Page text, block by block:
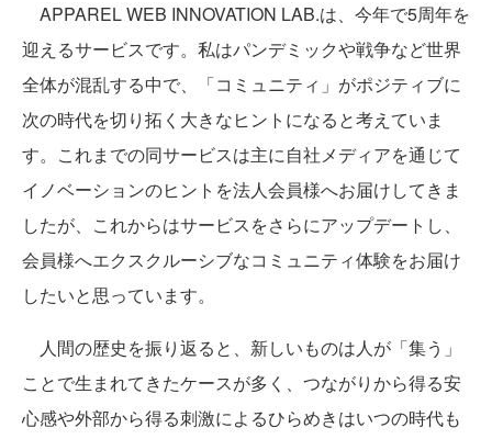
APPAREL WEB INNOVATION LAB.は、今年で5周年を
迎えるサービスです。私はパンデミックや戦争など世界
全体が混乱する中で、「コミュニティ」がポジティブに
次の時代を切り拓く大きなヒントになると考えていま
す。これまでの同サービスは主に自社メディアを通じて
イノベーションのヒントを法人会員様へお届けしてきま
したが、これからはサービスをさらにアップデートし、
会員様へエクスクルーシブなコミュニティ体験をお届け
したいと思っています。
人間の歴史を振り返ると、新しいものは人が「集う」
ことで生まれてきたケースが多く、つながりから得る安
心感や外部から得る刺激によるひらめきはいつの時代も